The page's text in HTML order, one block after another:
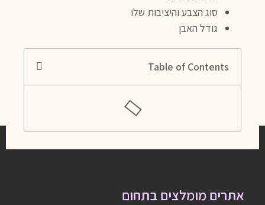
סוג הצבע והיציבות שלו
גודל האבן
Table of Contents
אתרים מומלצים בתחום